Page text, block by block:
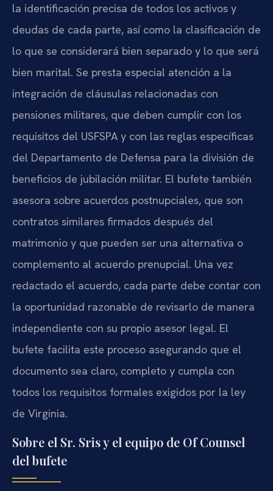
la identificación precisa de todos los activos y
deudas de cada parte, así como la clasificación de
lo que se considerará bien separado y lo que será
bien marital. Se presta especial atención a la
integración de cláusulas relacionadas con
pensiones militares, que deben cumplir con los
requisitos del USFSPA y con las reglas específicas
del Departamento de Defensa para la división de
beneficios de jubilación militar. El bufete también
asesora sobre acuerdos postnupciales, que son
contratos similares firmados después del
matrimonio y que pueden ser una alternativa o
complemento al acuerdo prenupcial. Una vez
redactado el acuerdo, cada parte debe contar con
la oportunidad razonable de revisarlo de manera
independiente con su propio asesor legal. El
bufete facilita este proceso asegurando que el
documento sea claro, completo y cumpla con
todos los requisitos formales exigidos por la ley
de Virginia.
Sobre el Sr. Sris y el equipo de Of Counsel
del bufete